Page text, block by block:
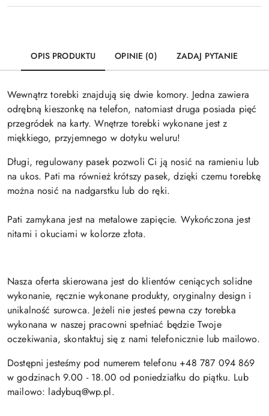
OPIS PRODUKTU OPINIE (0) ZADAJ PYTANIE
Wewnątrz torebki znajdują się dwie komory. Jedna zawiera
odrębną kieszonkę na telefon, natomiast druga posiada pięć
przegródek na karty. Wnętrze torebki wykonane jest z
miękkiego, przyjemnego w dotyku weluru!
Długi, regulowany pasek pozwoli Ci ją nosić na ramieniu lub
na ukos. Pati ma również krótszy pasek, dzięki czemu torebkę
można nosić na nadgarstku lub do ręki.
Pati zamykana jest na metalowe zapięcie. Wykończona jest
nitami i okuciami w kolorze złota.
Nasza oferta skierowana jest do klientów ceniących solidne
wykonanie, ręcznie wykonane produkty, oryginalny design i
unikalność surowca. Jeżeli nie jesteś pewna czy torebka
wykonana w naszej pracowni spełniać będzie Twoje
oczekiwania, skontaktuj się z nami telefonicznie lub mailowo.
Dostępni jesteśmy pod numerem telefonu +48 787 094 869
w godzinach 9.00 - 18.00 od poniedziałku do piątku. Lub
mailowo: ladybuq@wp.pl.